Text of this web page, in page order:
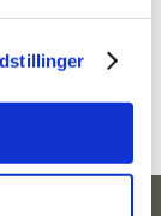
tur rundt